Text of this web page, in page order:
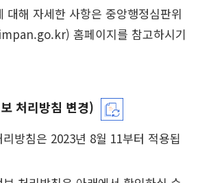
해 자세한 사항은 중앙행정심판위
홈페이지를 참고하시기
처리방침 변경)
방침은 2023년 8월 11부터 적용됩